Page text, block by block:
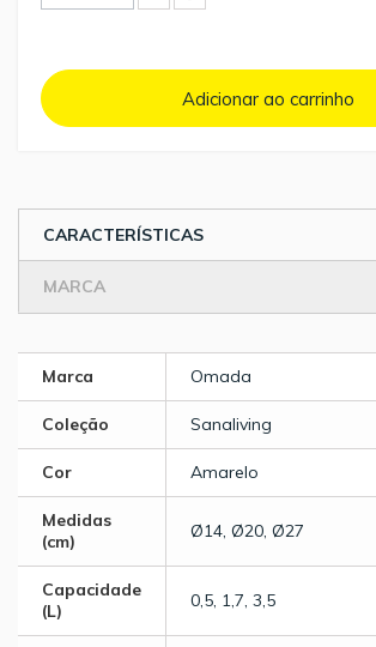
Adicionar ao carrinho
CARACTERÍSTICAS
MARCA
Marca Omada
Coleção Sanaliving
Cor Amarelo
Medidas
(cm)
Ø14, Ø20, Ø27
Capacidade
(L)
0,5, 1,7, 3,5